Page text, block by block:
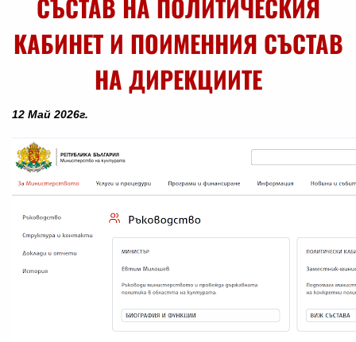
СЪСТАВ НА ПОЛИТИЧЕСКИЯ
КАБИНЕТ И ПОИМЕННИЯ СЪСТАВ
НА ДИРЕКЦИИТЕ
12 Май 2026г.